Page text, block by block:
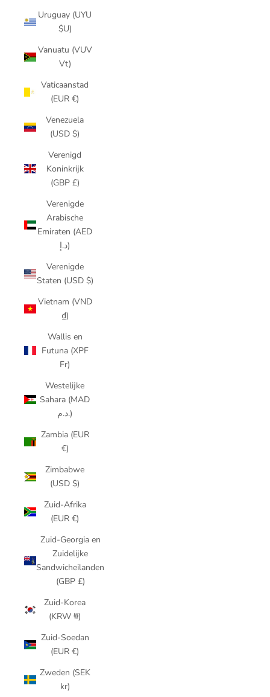
Uruguay (UYU
$U)
Vanuatu (VUV
Vt)
Vaticaanstad
(EUR €)
Venezuela
(USD $)
Verenigd
Koninkrijk
(GBP £)
Verenigde
Arabische
Emiraten (AED
د.إ)
Verenigde
Staten (USD $)
Vietnam (VND
₫)
Wallis en
Futuna (XPF
Fr)
Westelijke
Sahara (MAD
د.م.)
Zambia (EUR
€)
Zimbabwe
(USD $)
Zuid-Afrika
(EUR €)
Zuid-Georgia en
Zuidelijke
Sandwicheilanden
(GBP £)
Zuid-Korea
(KRW ₩)
Zuid-Soedan
(EUR €)
Zweden (SEK
kr)